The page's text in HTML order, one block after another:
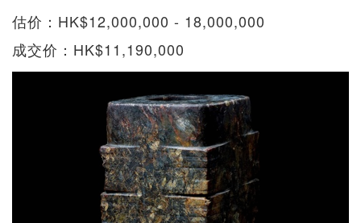
估价：HK$12,000,000 - 18,000,000
成交价：HK$11,190,000